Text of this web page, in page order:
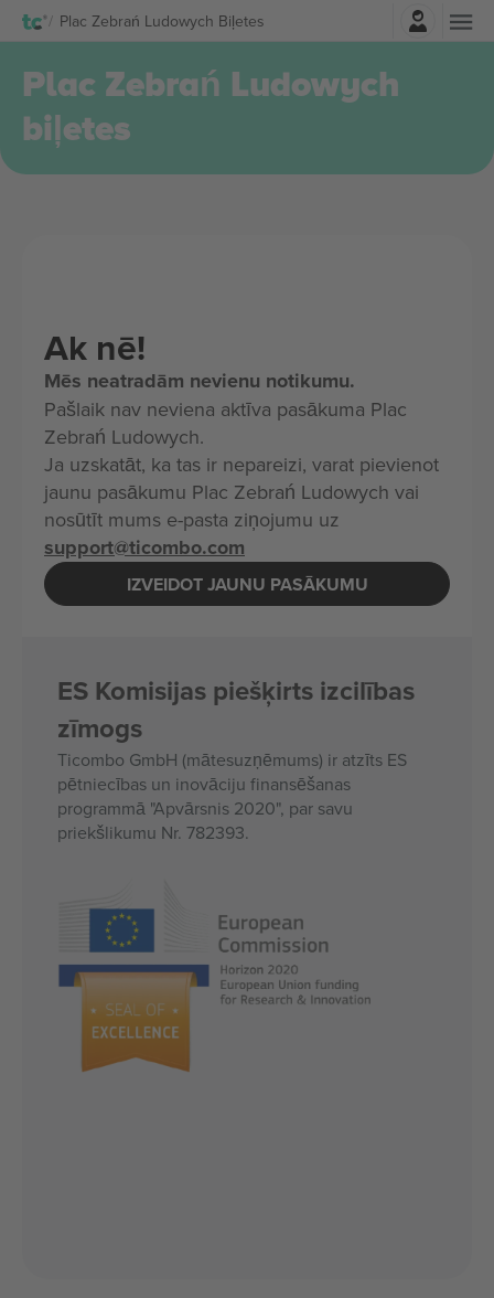
Plac Zebrań Ludowych Biļetes
Plac Zebrań Ludowych
biļetes
Ak nē!
Mēs neatradām nevienu notikumu.
Pašlaik nav neviena aktīva pasākuma Plac
Zebrań Ludowych.
Ja uzskatāt, ka tas ir nepareizi, varat pievienot
jaunu pasākumu Plac Zebrań Ludowych vai
nosūtīt mums e-pasta ziņojumu uz
support@ticombo.com
IZVEIDOT JAUNU PASĀKUMU
ES Komisijas piešķirts izcilības
zīmogs
Ticombo GmbH (mātesuzņēmums) ir atzīts ES
pētniecības un inovāciju finansēšanas
programmā "Apvārsnis 2020", par savu
priekšlikumu Nr. 782393.